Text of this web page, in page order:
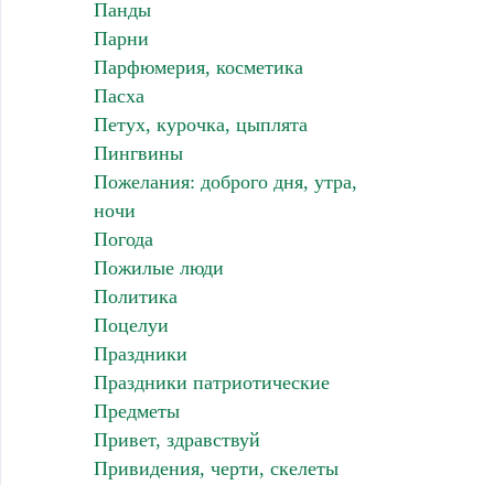
Панды
Парни
Парфюмерия, косметика
Пасха
Петух, курочка, цыплята
Пингвины
Пожелания: доброго дня, утра,
ночи
Погода
Пожилые люди
Политика
Поцелуи
Праздники
Праздники патриотические
Предметы
Привет, здравствуй
Привидения, черти, скелеты